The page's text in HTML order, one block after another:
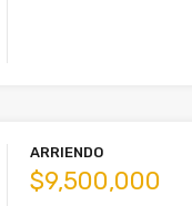
ARRIENDO
$9,500,000